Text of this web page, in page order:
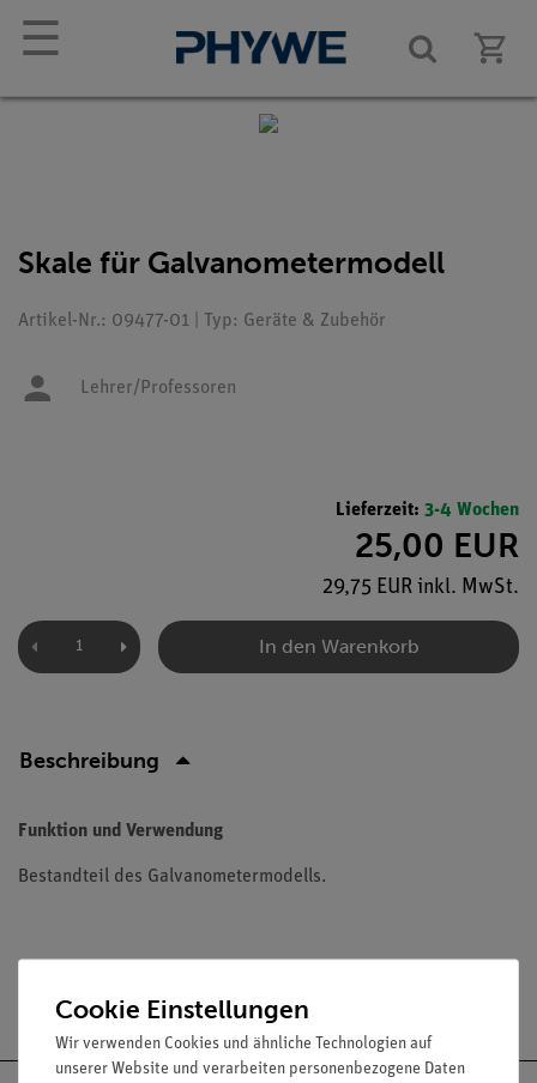
☰
Skale für Galvanometermodell
Artikel-Nr.: 09477-01 | Typ: Geräte & Zubehör
Lehrer/Professoren
Lieferzeit: 3-4 Wochen
25,00 EUR
29,75 EUR inkl. MwSt.
In den Warenkorb
Beschreibung
Funktion und Verwendung
Bestandteil des Galvanometermodells.
Cookie Einstellungen
Wir verwenden Cookies und ähnliche Technologien auf
unserer Website und verarbeiten personenbezogene Daten